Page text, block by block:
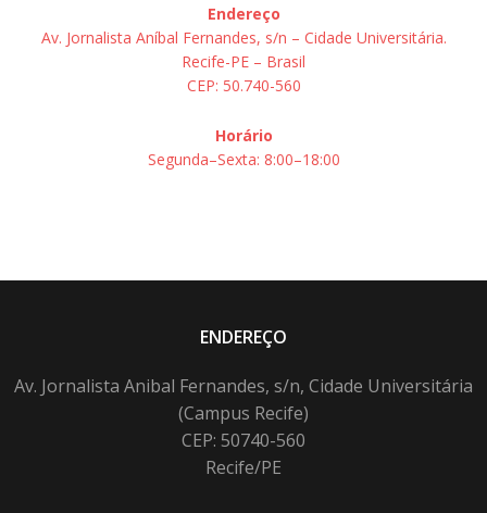
Endereço
Av. Jornalista Aníbal Fernandes, s/n – Cidade Universitária.
Recife-PE – Brasil
CEP: 50.740-560
Horário
Segunda–Sexta: 8:00–18:00
ENDEREÇO
Av. Jornalista Anibal Fernandes, s/n, Cidade Universitária
(Campus Recife)
CEP: 50740-560
Recife/PE